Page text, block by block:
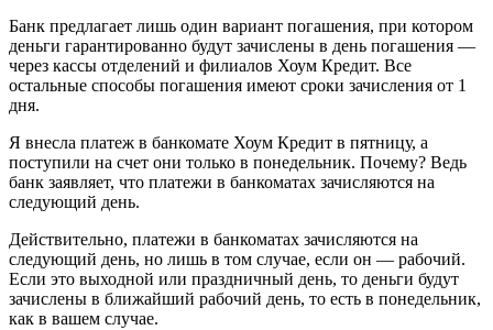
Банк предлагает лишь один вариант погашения, при котором
деньги гарантированно будут зачислены в день погашения —
через кассы отделений и филиалов Хоум Кредит. Все
остальные способы погашения имеют сроки зачисления от 1
дня.
Я внесла платеж в банкомате Хоум Кредит в пятницу, а
поступили на счет они только в понедельник. Почему? Ведь
банк заявляет, что платежи в банкоматах зачисляются на
следующий день.
Действительно, платежи в банкоматах зачисляются на
следующий день, но лишь в том случае, если он — рабочий.
Если это выходной или праздничный день, то деньги будут
зачислены в ближайший рабочий день, то есть в понедельник,
как в вашем случае.